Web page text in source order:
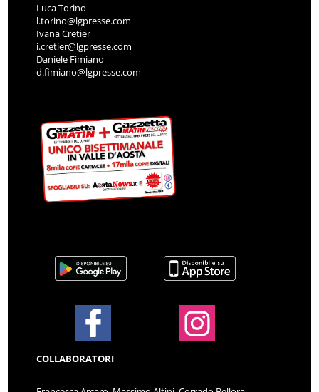
Luca Torino
l.torino@lgpresse.com
Ivana Cretier
i.cretier@lgpresse.com
Daniele Fimiano
d.fimiano@lgpresse.com
COLLABORATORI